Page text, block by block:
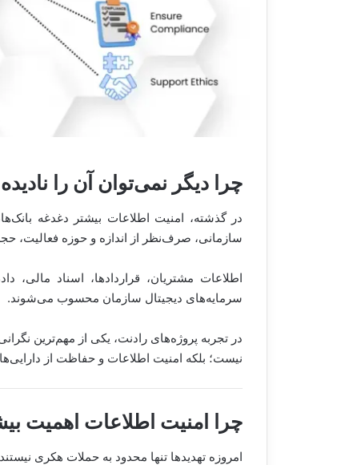
چرا دیگر نمی‌توان آن را
در گذشته، امنیت اطلاعات بیشتر دغدغه
سازمانی، صرف‌نظر از اندازه و حوزه فعالیت،
اطلاعات مشتریان، قراردادها، اسناد مالی،
سرمایه‌های دیجیتال سازمان محسوب می‌شوند.
در تجربه پروژه‌های رادنت، یکی از مهم‌ترین
نیست؛ بلکه امنیت اطلاعات و حفاظت از
چرا امنیت اطلاعات اهمیت
امروزه تهدیدها تنها محدود به حملات هکری